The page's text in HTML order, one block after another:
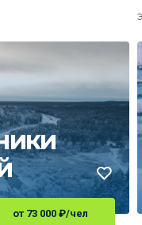
от 73 000 ₽/чел